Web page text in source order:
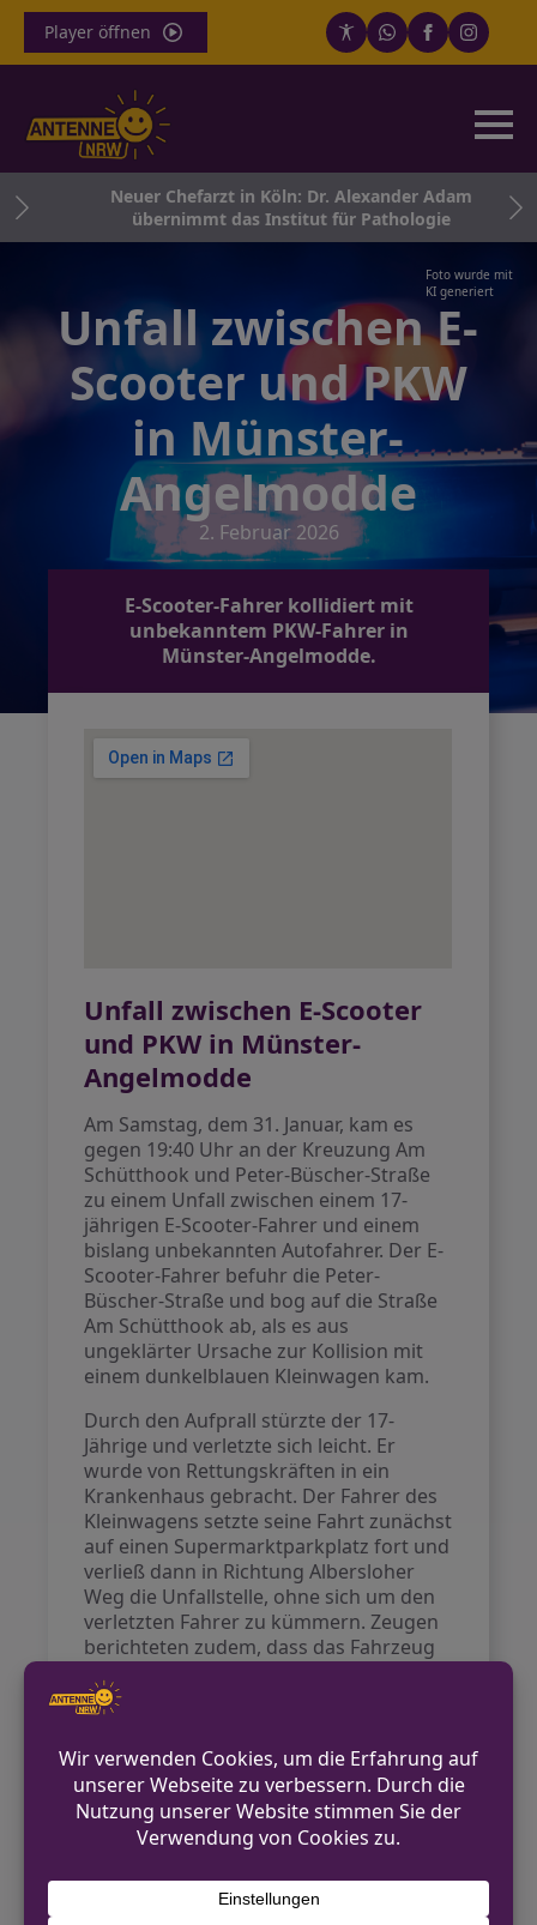
Player öffnen
Neuer Chefarzt in Köln: Dr. Alexander Adam
übernimmt das Institut für Pathologie
Foto wurde mit
KI generiert
Unfall zwischen E-
Scooter und PKW
in Münster-
Angelmodde
2. Februar 2026
E-Scooter-Fahrer kollidiert mit
unbekanntem PKW-Fahrer in
Münster-Angelmodde.
Unfall zwischen E-Scooter
und PKW in Münster-
Angelmodde
Am Samstag, dem 31. Januar, kam es
gegen 19:40 Uhr an der Kreuzung Am
Schütthook und Peter-Büscher-Straße
zu einem Unfall zwischen einem 17-
jährigen E-Scooter-Fahrer und einem
bislang unbekannten Autofahrer. Der E-
Scooter-Fahrer befuhr die Peter-
Büscher-Straße und bog auf die Straße
Am Schütthook ab, als es aus
ungeklärter Ursache zur Kollision mit
einem dunkelblauen Kleinwagen kam.
Durch den Aufprall stürzte der 17-
Jährige und verletzte sich leicht. Er
wurde von Rettungskräften in ein
Krankenhaus gebracht. Der Fahrer des
Kleinwagens setzte seine Fahrt zunächst
auf einen Supermarktparkplatz fort und
verließ dann in Richtung Albersloher
Weg die Unfallstelle, ohne sich um den
verletzten Fahrer zu kümmern. Zeugen
berichteten zudem, dass das Fahrzeug
Geschwindigkeit und ohne Licht
unterwegs war.
Die Polizei sucht nun nach weiteren
Zeugen, die Hinweise zum
Unfallhergang oder zum Fahrer des
Kleinwagens geben können.